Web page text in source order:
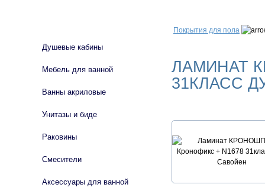
Покрытия для пола
ЛАМИНАТ
31КЛАСС
Душевые кабины
Мебель для ванной
Ванны акриловые
Унитазы и биде
Раковины
Смесители
Аксессуары для ванной